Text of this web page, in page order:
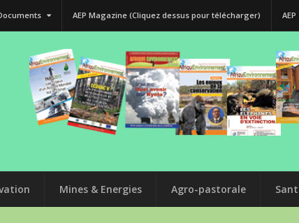
AEP Magazine (Cliquez dessus pour télécharger) AEP
Mines & Energies Agro-pastorale